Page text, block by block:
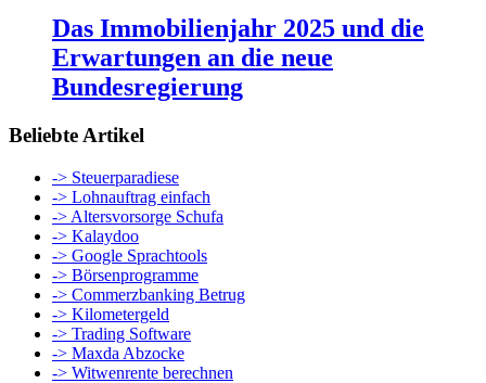
Das Immobilienjahr 2025 und die
Erwartungen an die neue
Bundesregierung
Beliebte Artikel
-> Steuerparadiese
-> Lohnauftrag einfach
-> Altersvorsorge Schufa
-> Kalaydoo
-> Google Sprachtools
-> Börsenprogramme
-> Commerzbanking Betrug
-> Kilometergeld
-> Trading Software
-> Maxda Abzocke
-> Witwenrente berechnen